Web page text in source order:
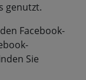
genutzt.
Facebook-
Sie